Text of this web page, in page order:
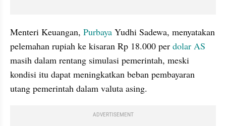
Menteri Keuangan, Purbaya Yudhi Sadewa, menyatakan
pelemahan rupiah ke kisaran Rp 18.000 per dolar AS
masih dalam rentang simulasi pemerintah, meski
kondisi itu dapat meningkatkan beban pembayaran
utang pemerintah dalam valuta asing.
ADVERTISEMENT